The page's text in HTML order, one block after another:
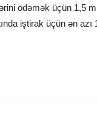
ödəmək üçün 1,5
iştirak üçün ən